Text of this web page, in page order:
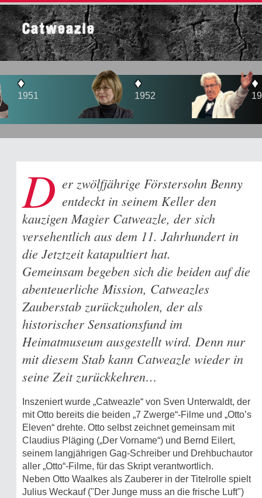
Catweazle
1952
♦
1956
D er zwölfjährige Förstersohn Benny
entdeckt in seinem Keller den
kauzigen Magier Catweazle, der sich
versehentlich aus dem 11. Jahrhundert in
die Jetztzeit katapultiert hat.
Gemeinsam begeben sich die beiden auf die
abenteuerliche Mission, Catweazles
Zauberstab zurückzuholen, der als
historischer Sensationsfund im
Heimatmuseum ausgestellt wird. Denn nur
mit diesem Stab kann Catweazle wieder in
seine Zeit zurückkehren…
Inszeniert wurde „Catweazle“ von Sven Unterwaldt, der
mit Otto bereits die beiden „7 Zwerge“-Filme und „Otto’s
Eleven“ drehte. Otto selbst zeichnet gemeinsam mit
Claudius Pläging („Der Vorname“) und Bernd Eilert,
seinem langjährigen Gag-Schreiber und Drehbuchautor
aller „Otto“-Filme, für das Skript verantwortlich.
Neben Otto Waalkes als Zauberer in der Titelrolle spielt
Julius Weckauf ("Der Junge muss an die frische Luft")